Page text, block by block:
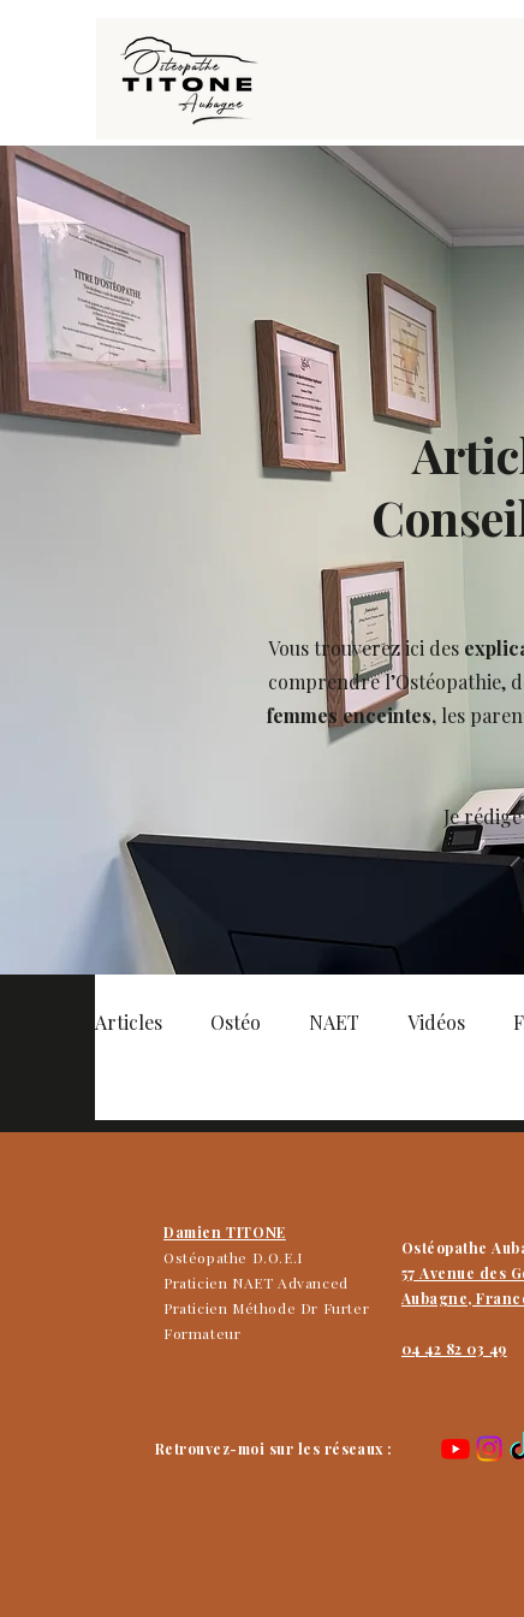
Vous trouverez ici des
comprendre l’Ostéopathie,
femmes enceintes, les
Je
Articles Ostéo NAET Vidéos
Damien TITONE
Ostéopathe D.O.E.I
Praticien NAET Advanced
Praticien Méthode Dr Furter
Formateur
Ostéopathe
57 Avenue des
Aubagne,
04 42 82 03 49
Retrouvez-moi sur les réseaux :